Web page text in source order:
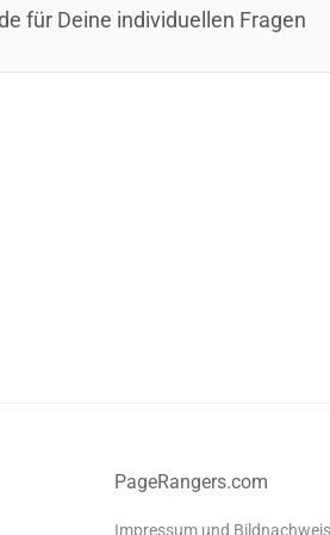
für Deine individuellen Fragen
PageRangers.com
Impressum und